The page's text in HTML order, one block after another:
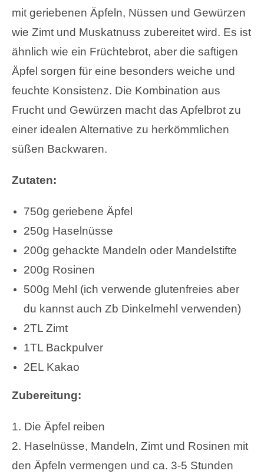
mit geriebenen Äpfeln, Nüssen und Gewürzen
wie Zimt und Muskatnuss zubereitet wird. Es ist
ähnlich wie ein Früchtebrot, aber die saftigen
Äpfel sorgen für eine besonders weiche und
feuchte Konsistenz. Die Kombination aus
Frucht und Gewürzen macht das Apfelbrot zu
einer idealen Alternative zu herkömmlichen
süßen Backwaren.
Zutaten:
750g geriebene Äpfel
250g Haselnüsse
200g gehackte Mandeln oder Mandelstifte
200g Rosinen
500g Mehl (ich verwende glutenfreies aber
du kannst auch Zb Dinkelmehl verwenden)
2TL Zimt
1TL Backpulver
2EL Kakao
Zubereitung:
1. Die Äpfel reiben
2. Haselnüsse, Mandeln, Zimt und Rosinen mit
den Äpfeln vermengen und ca. 3-5 Stunden